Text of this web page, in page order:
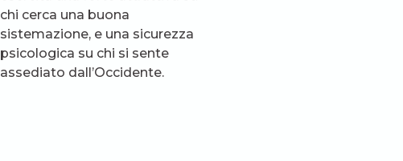
chi cerca una buona
sistemazione, e una sicurezza
psicologica su chi si sente
assediato dall’Occidente.